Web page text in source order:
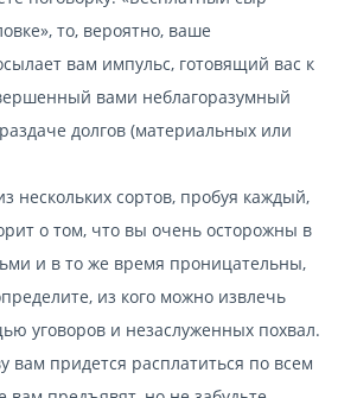
то, вероятно, ваше
вам импульс, готовящий вас к
вами неблагоразумный
долгов (материальных или
нескольких сортов, пробуя каждый,
о том, что вы очень осторожны в
и в то же время проницательны,
из кого можно извлечь
уговоров и незаслуженных похвал.
вам придется расплатиться по всем